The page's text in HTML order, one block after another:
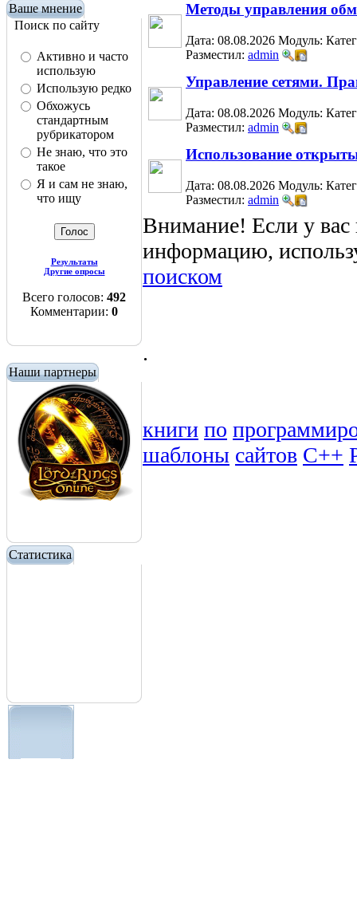
Ваше мнение
Поиск по сайту
Активно и часто
использую
Использую редко
Обхожусь
стандартным
рубрикатором
Не знаю, что это
такое
Я и сам не знаю,
что ищу
Результаты
Другие опросы
Всего голосов: 492
Комментарии: 0
Наши партнеры
Статистика
Методы управления
Дата: 08.08.2026 Модуль:
Разместил: admin
Управление сетями.
Дата: 08.08.2026 Модуль:
Разместил: admin
Использование
Дата: 08.08.2026 Модуль:
Разместил: admin
Внимание! Если у
информацию,
поиском
.
книги по
шаблоны сайтов C++